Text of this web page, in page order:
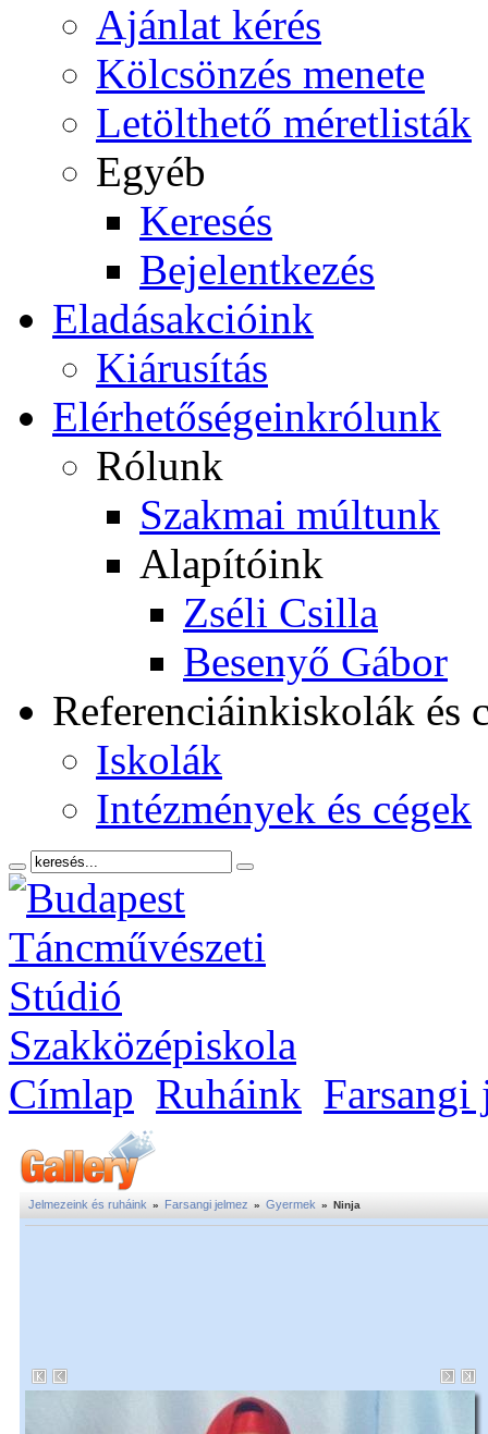
Ajánlat kérés
Kölcsönzés menete
Letölthető méretlisták
Egyéb
Keresés
Bejelentkezés
Eladásakcióink
Kiárusítás
Elérhetőségeinkrólunk
Rólunk
Szakmai múltunk
Alapítóink
Zséli Csilla
Besenyő Gábor
Referenciáinkiskolák és
Iskolák
Intézmények és cégek
Címlap Ruháink Farsangi
Jelmezeink és ruháink » Farsangi jelmez » Gyermek » Ninja